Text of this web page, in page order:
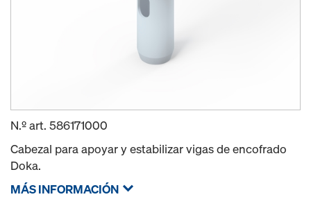
N.º art. 586171000
Cabezal para apoyar y estabilizar vigas de encofrado
Doka.
MÁS INFORMACIÓN